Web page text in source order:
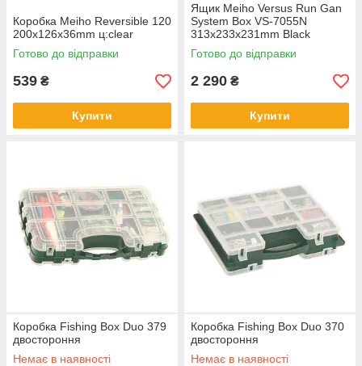
Коробка Meiho Reversible 120
200х126х36mm ц:clear
Готово до відправки
539 ₴
Купити
Ящик Meiho Versus Run Gan
System Box VS-7055N
313x233x231mm Black
Готово до відправки
2 290 ₴
Купити
Коробка Fishing Box Duo 379
двостороння
Немає в наявності
Коробка Fishing Box Duo 370
двостороння
Немає в наявності